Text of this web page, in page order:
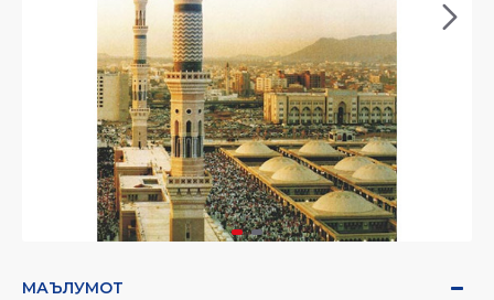
МАЪЛУМОТ